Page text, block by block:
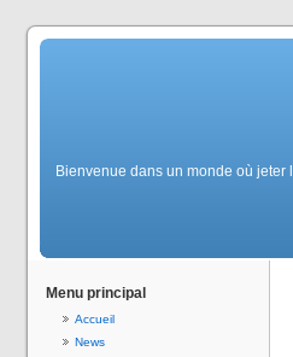
Bienvenue dans un monde où
Menu principal
Accueil
News